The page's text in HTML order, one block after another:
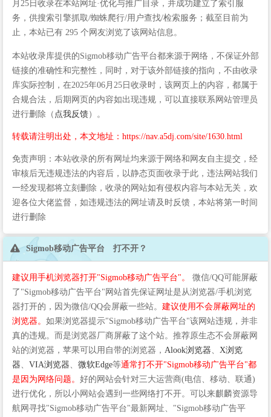
月25日收录在本站网址·优化与推广目录，并成功建立了索引服
务，供搜索引擎抓取/蜘蛛爬行/用户查找/检索服务；截至目前为
止，本站已有 295 个网友浏览了该网站信息。
本站收录库提供的Sigmob移动广告平台都来源于网络，不保证外部
链接的准确性和完整性，同时，对于该外部链接的指向，不由收录
库实际控制，在2025年06月25日收录时，该网页上的内容，都属于
合规合法，后期网页的内容如出现违规，可以直接联系网站管理员
进行删除（ 点我反馈）。
转载请注明出处，本文地址：https://nav.a5dj.com/site/1630.html
免责声明：本站收录的所有网址均来源于网络和网友自主提交，经
审核后无违规违法的内容后，以静态页面收录于此，违法网站我们
一经发现都将立刻删除，收录的网站如有侵权内容与本站无关，欢
迎各位大佬监督，如违规违法的网址请及时反馈，本站将第一时间
进行删除
Sigmob移动广告平台 打不开？
建议用手机浏览器打开"Sigmob移动广告平台"。
微信/QQ可能屏蔽
了"Sigmob移动广告平台"网站首先保证网址是从浏览器/手机浏览
器打开的，因为微信/QQ会屏蔽一些站。 建议使用不会屏蔽网址的
浏览器。 如果浏览器提示"Sigmob移动广告平台"该网站违规，并非
真的违规。而是浏览器厂商屏蔽了这个站。推荐原生态不会屏蔽网
站的浏览器，苹果可以用自带的浏览器， Alook浏览器
X浏览
器
VIA浏览器 微软Edge等通常打不开"Sigmob移动广告平台"都
是因为网络问题。 好的网站会针对三大运营商(电信、移动、联通)
进行优化，所以小网站会遇到一些网络打不开。可以来麒麟资源导
航网寻找"Sigmob移动广告平台"最新网址、"Sigmob移动广告平